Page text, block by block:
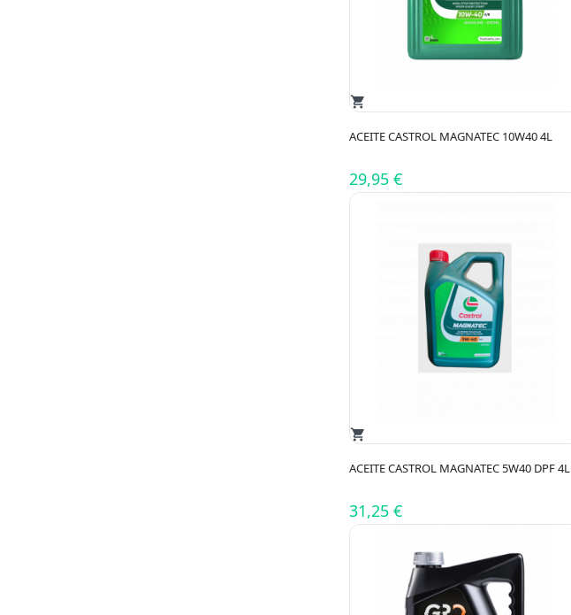
shopping_cart
ACEITE CASTROL MAGNATEC 10W40 4L
29,95 €
shopping_cart
ACEITE CASTROL MAGNATEC 5W40 DPF 4L
31,25 €